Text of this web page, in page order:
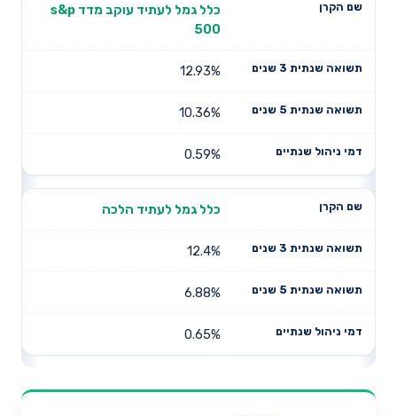
כלל גמל לעתיד עוקב מדד s&p
500
12.93%
10.36%
0.59%
כלל גמל לעתיד הלכה
12.4%
6.88%
0.65%